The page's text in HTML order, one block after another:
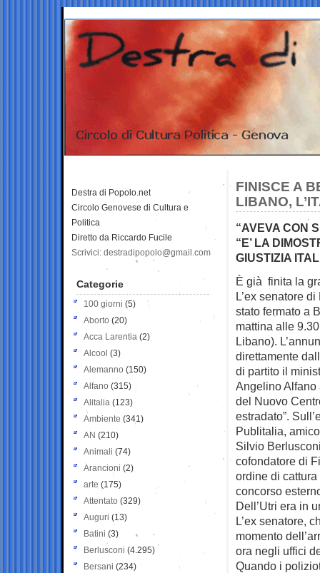
FINISCE A
LIBANO,
“AVEVA CON
“E’ LA
GIUSTIZIA
È già finita la
L’ex senatore
stato fermato a
mattina alle
Libano).
direttamente
di partito il
Angelino Alfano
del Nuovo
estradato”.
Publitalia,
Silvio
cofondatore di
ordine di
concorso
Dell’Utri era in
L’ex senatore,
momento
ora negli uffici
Quando i
Destra di Popolo.net
Circolo Genovese di Cultura e
Politica
Diretto da Riccardo Fucile
Scrivici: destradipopolo@gmail.com
Categorie
100 giorni (5)
Aborto (20)
Acca Larentia (2)
Alcool (3)
Alemanno (150)
Alfano (315)
Alitalia (123)
Ambiente (341)
AN (210)
Animali (74)
Arancioni (2)
arte (175)
Attentato (329)
Auguri (13)
Batini (3)
Berlusconi (4.295)
Bersani (234)